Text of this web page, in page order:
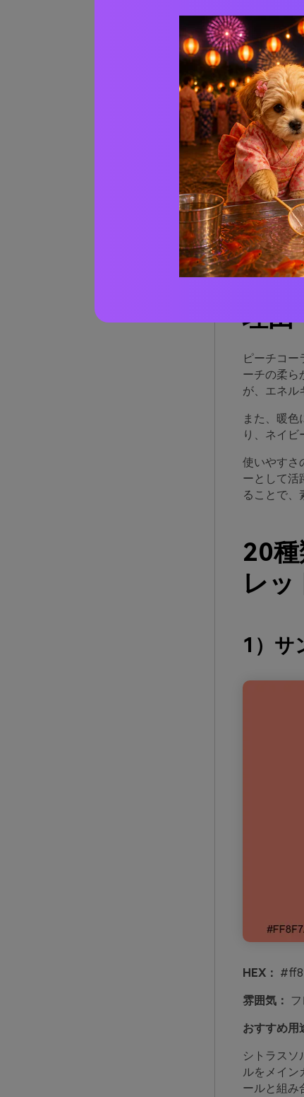
ピ
ピ
AI
ピー
理由
ピーチコ
ーチの柔ら
が、エネル
また、暖
り、ネイビ
使いやすさ
ーとして活
ることで、
20
レッ
1）サ
HEX：
雰囲気：
おすすめ用
シトラスソ
ルをメイン
ールと組み